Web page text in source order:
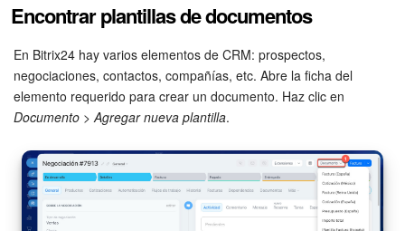
Proyectos con IA
CoPilot - IA en Bitrix24
CRM
Reserva
Encontrar plantillas de documentos
En Bitrix24 hay varios elementos de CRM: prospectos,
negociaciones, contactos, compañías, etc. Abre la ficha del
elemento requerido para crear un documento. Haz clic en
Documento >Agregar nueva plantilla.